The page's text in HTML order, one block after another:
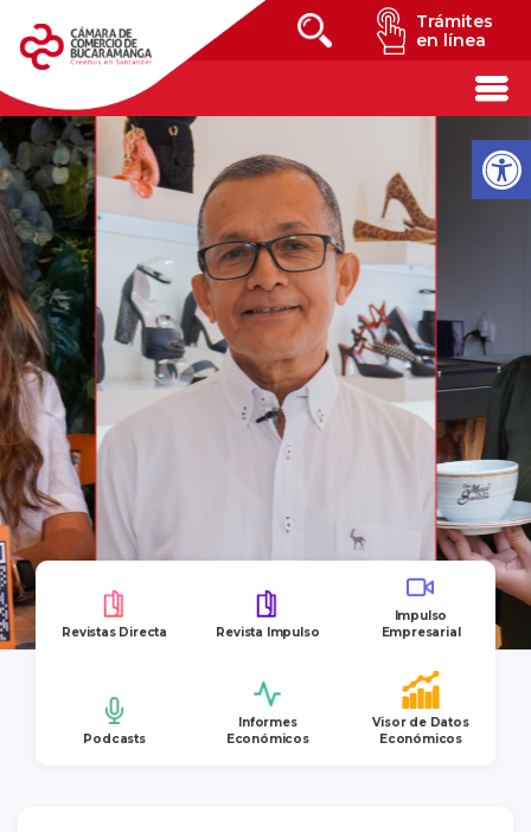
Trámites
en línea
Revistas Directa Revista Impulso
Impulso
Empresarial
Podcasts
Informes
Económicos
Visor de Datos
Económicos